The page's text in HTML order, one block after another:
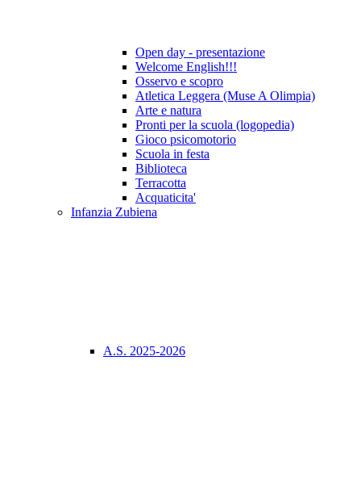
Open day - presentazione
Welcome English!!!
Osservo e scopro
Atletica Leggera (Muse A Olimpia)
Arte e natura
Pronti per la scuola (logopedia)
Gioco psicomotorio
Scuola in festa
Biblioteca
Terracotta
Acquaticita'
Infanzia Zubiena
A.S. 2025-2026